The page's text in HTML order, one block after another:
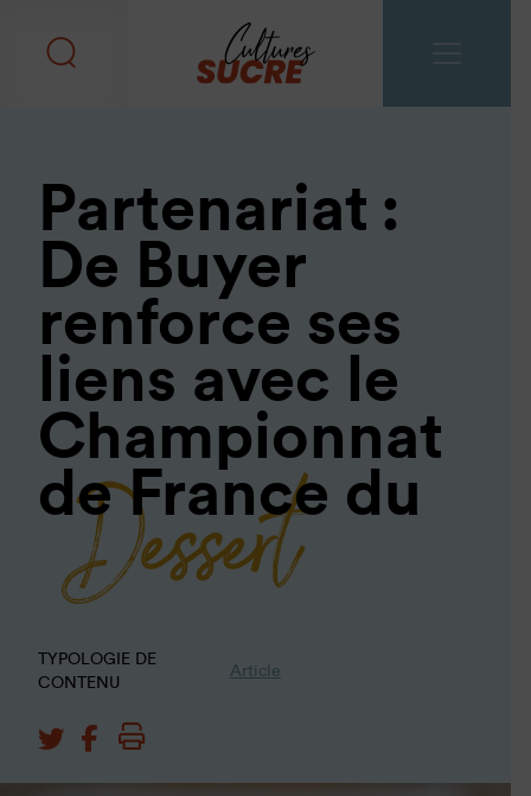
Partenariat :
De Buyer
renforce ses
liens avec le
Championnat
de France du
Dessert
TYPOLOGIE DE
CONTENU
Article